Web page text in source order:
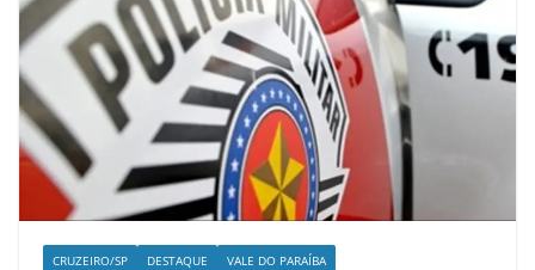
CRUZEIRO/SP DESTAQUE VALE DO PARAÍBA